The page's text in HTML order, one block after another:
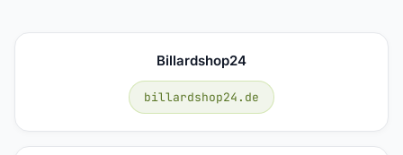
Billardshop24
billardshop24.de